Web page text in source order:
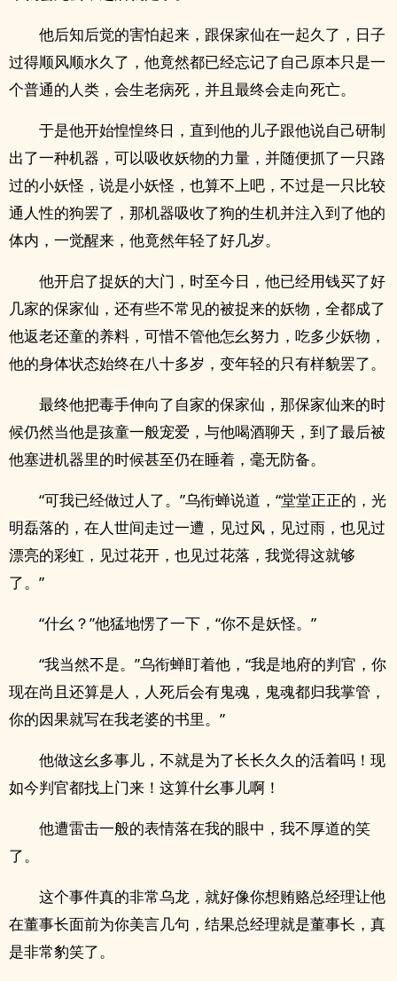
他后知后觉的害怕起来，跟保家仙在一起久了，日子
过得顺风顺水久了，他竟然都已经忘记了自己原本只是一
个普通的人类，会生老病死，并且最终会走向死亡。
于是他开始惶惶终日，直到他的儿子跟他说自己研制
出了一种机器，可以吸收妖物的力量，并随便抓了一只路
过的小妖怪，说是小妖怪，也算不上吧，不过是一只比较
通人性的狗罢了，那机器吸收了狗的生机并注入到了他的
体内，一觉醒来，他竟然年轻了好几岁。
他开启了捉妖的大门，时至今日，他已经用钱买了好
几家的保家仙，还有些不常见的被捉来的妖物，全都成了
他返老还童的养料，可惜不管他怎幺努力，吃多少妖物，
他的身体状态始终在八十多岁，变年轻的只有样貌罢了。
最终他把毒手伸向了自家的保家仙，那保家仙来的时
候仍然当他是孩童一般宠爱，与他喝酒聊天，到了最后被
他塞进机器里的时候甚至仍在睡着，毫无防备。
“可我已经做过人了。”乌衔蝉说道，“堂堂正正的，光
明磊落的，在人世间走过一遭，见过风，见过雨，也见过
漂亮的彩虹，见过花开，也见过花落，我觉得这就够
了。”
“什幺？”他猛地愣了一下，“你不是妖怪。”
“我当然不是。”乌衔蝉盯着他，“我是地府的判官，你
现在尚且还算是人，人死后会有鬼魂，鬼魂都归我掌管，
你的因果就写在我老婆的书里。”
他做这幺多事儿，不就是为了长长久久的活着吗！现
如今判官都找上门来！这算什幺事儿啊！
他遭雷击一般的表情落在我的眼中，我不厚道的笑
了。
这个事件真的非常乌龙，就好像你想贿赂总经理让他
在董事长面前为你美言几句，结果总经理就是董事长，真
是非常豹笑了。